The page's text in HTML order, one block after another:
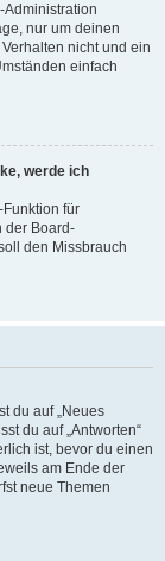
nur um deinen
nicht und ein
einfach
werde ich
für
der Board-
den Missbrauch
du auf „Neues
du auf „Antworten“
ist, bevor du einen
am Ende der
neue Themen